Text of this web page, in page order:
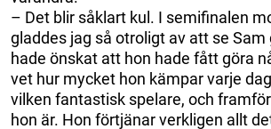
– Det blir såklart kul. I semifinalen
gladdes jag så otroligt av att se Sam
hade önskat att hon hade fått göra
vet hur mycket hon kämpar varje
vilken fantastisk spelare, och
hon är. Hon förtjänar verkligen allt